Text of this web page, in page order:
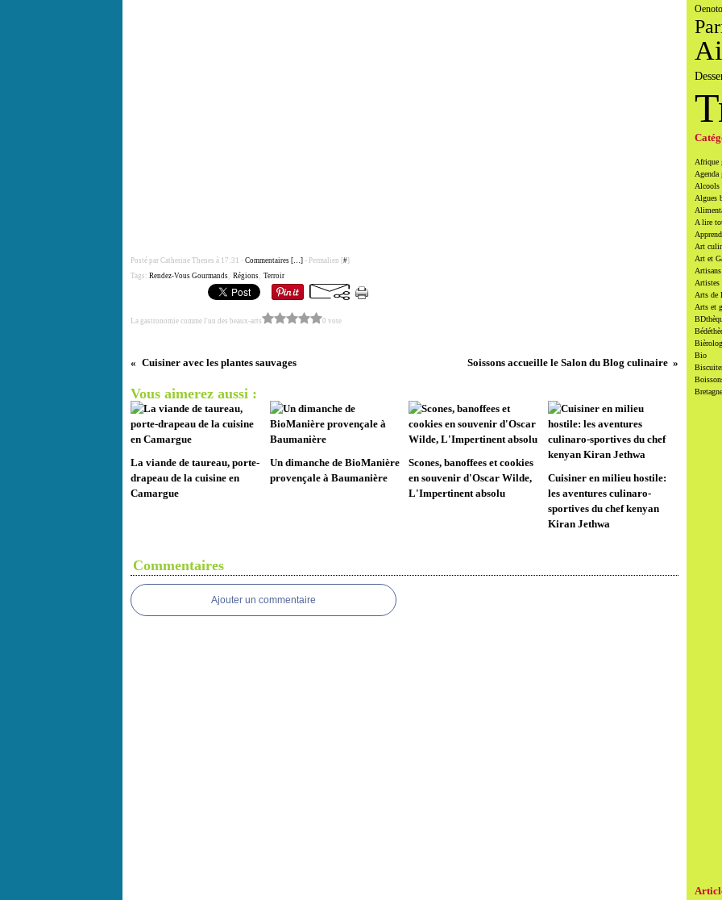
Posté par Catherine Thenes à 17:31 - Commentaires […] - Permalien [#]
Tags: Rendez-Vous Gourmands, Régions, Terroir
La gastronomie comme l'un des beaux-arts 0 vote
Cuisiner avec les plantes sauvages Soissons accueille le Salon du Blog culinaire
Vous aimerez aussi :
La viande de taureau, porte-
drapeau de la cuisine en
Camargue
Un dimanche de BioManière
provençale à Baumanière
Scones, banoffees et cookies
en souvenir d'Oscar Wilde,
L'Impertinent absolu
Cuisiner en milieu hostile:
les aventures culinaro-
sportives du chef kenyan
Kiran Jethwa
Commentaires
Ajouter un commentaire
Afrique
Agenda
Alcools
Algues
A lire
Art
Art et
Artistes
Arts de
Arts et
Bio